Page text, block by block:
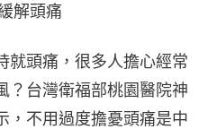
解頭痛
就頭痛，很多人擔心經常
？台灣衛福部桃園醫院神
，不用過度擔憂頭痛是中